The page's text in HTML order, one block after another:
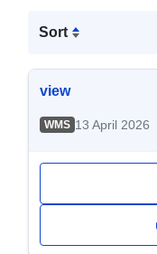
Sort
view
WMS 13 April 2026